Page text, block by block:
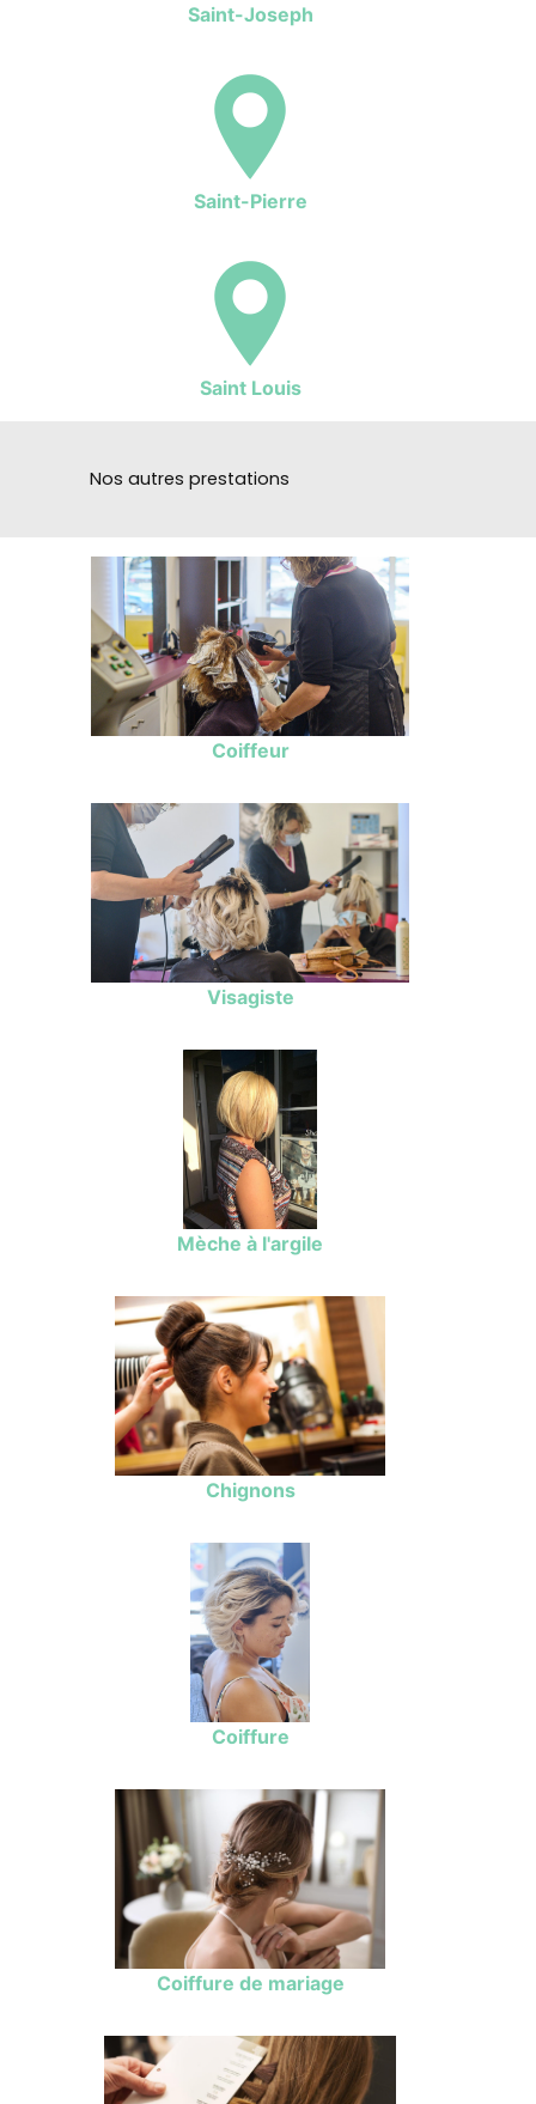
Saint-Joseph
Saint-Pierre
Saint Louis
Nos autres prestations
Coiffeur
Visagiste
Mèche à l'argile
Chignons
Coiffure
Coiffure de mariage